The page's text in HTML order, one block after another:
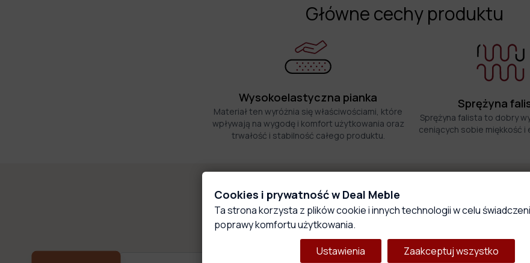
Główne cechy produktu
Wysokoelastyczna pianka
Materiał ten wyróżnia się właściwościami, które
wpływają na wygodę i komfort użytkowania oraz
trwałość i stabilność całego produktu.
Sprężyna
Sprężyna falista to dobry
ceniących sobie miękkość i
Materiały obiciowe
Cookies i prywatność w Deal Meble
Ta strona korzysta z plików cookie i innych technologii w celu
poprawy komfortu użytkowania.
Ustawienia
Zaakceptuj wszystko